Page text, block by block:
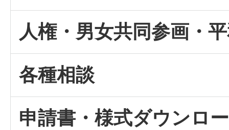
人権・男女共同参画・
各種相談
申請書・様式ダウンロ